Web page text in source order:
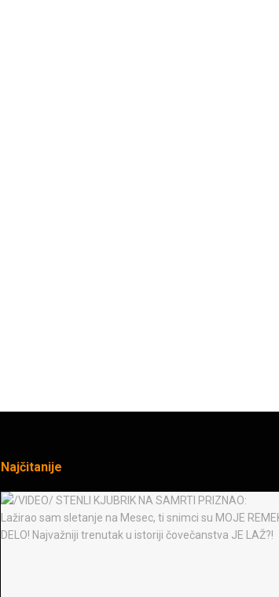
Najčitanije